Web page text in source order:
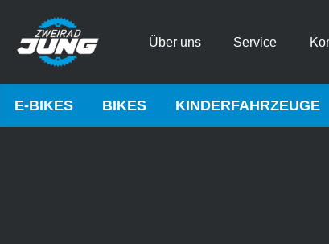
Über uns Service
E-BIKES BIKES KINDERFAHRZEUGE